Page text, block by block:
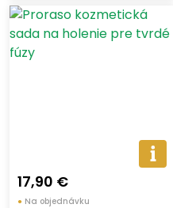
17,90 €
● Na objednávku